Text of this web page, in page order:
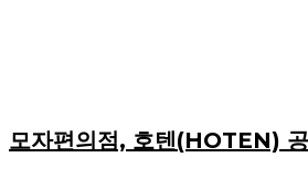
모자편의점, 호텐(HOTEN)